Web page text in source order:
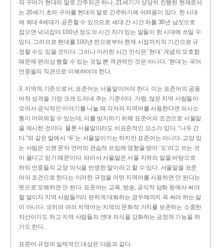
의 구어가 현대의 말로 간주되곤 하나, 21세기가 상당히 진행된 현재로서
는 20세기 초의 구어를 현대의 말로 간주하기에 어려움이 있다. 한 시대
에 최대 4세대가 공존할 수 있으므로 세대 간 시간 차를 30년 남짓으로
잡으면 넉넉잡아 100년 정도의 시간 차가 있는 말들이 한 시대에 쓰일 수
있다. 그러므로 현대를 100년 전으로부터 현재 시점까지의 기간으로 규
정할 수도 있을 것이다. 그러나 이러한 시간 인식은 ‘현대’ 개념의 모호함
때문에 편의상 행할 수 있는 것일 뿐 객관적인 것은 아니다. ‘현대’는 국어
언중들의 직관으로 이해하여야 한다.
3. 지역적 기준으로서, 표준어는 서울말이어야 한다. 이는 표준어의 공용
어적 성격을 가장 크게 드러내 주는 기준이다. 가령, 많은 지역 사람들이
모여서 공식적인 이야기를 나눌 때 각자의 지역어를 사용한다면 의사소
통이 어려워질 수 있는데, 이를 방지하기 위해 표준어의 조건으로 서울말
을 제시한 것이다. 물론 서울말이라도 비표준적인 요소가 있다. “나두 간
다.”와 같은 말에서 ‘두’는 서울말이기는 하지만 표준어는 아니다. 교양 있
는 사람은 오랜 문자 언어의 관습적 쓰임에 영향을 받아 ‘도’라고 쓰는 것
이 옳다고 믿기 때문이다. 따라서 서울말은 서울 지역의 말을 바탕으로
하되 언중들의 교양 의식을 반영한 말이라고 할 수 있다. 서울말을 표준
어의 조건으로 한다는 이러한 규정을 어떤 지역어를 사용하면 안 된다는
뜻으로 오해하면 안 된다. 표준어는 교육, 방송, 공식적 담화 등에서 써야
할 말이지 지역 사람들끼리 편하게 대화하는 경우에까지 꼭 써야 하는 말
이 아니다. 오히려 여러 지역어는 지역의 문화적 가치를 보존하는 소중한
자산이기도 하고 지역 사람들의 연대 의식을 강화하는 긍정적 기능을 하
기도 한다.
표준어 규정의 실제적인 대상은 다음과 같다.